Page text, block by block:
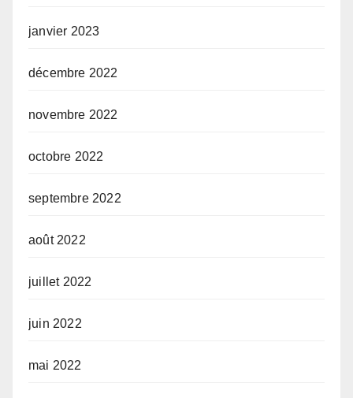
janvier 2023
décembre 2022
novembre 2022
octobre 2022
septembre 2022
août 2022
juillet 2022
juin 2022
mai 2022